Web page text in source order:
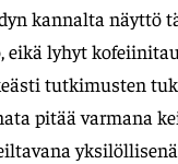
kannalta näyttö
eikä lyhyt
tutkimusten
pitää varmana